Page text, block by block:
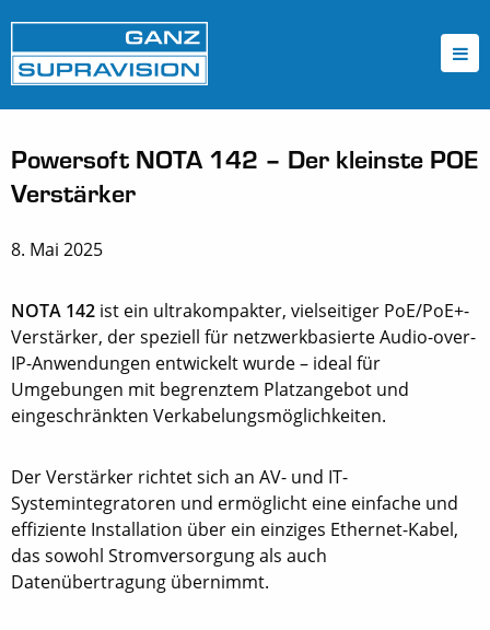
Powersoft NOTA 142 – Der kleinste POE
Verstärker
8. Mai 2025
NOTA 142 ist ein ultrakompakter, vielseitiger PoE/PoE+-
Verstärker, der speziell für netzwerkbasierte Audio-over-
IP-Anwendungen entwickelt wurde – ideal für
Umgebungen mit begrenztem Platzangebot und
eingeschränkten Verkabelungsmöglichkeiten.
Der Verstärker richtet sich an AV- und IT-
Systemintegratoren und ermöglicht eine einfache und
effiziente Installation über ein einziges Ethernet-Kabel,
das sowohl Stromversorgung als auch
Datenübertragung übernimmt.